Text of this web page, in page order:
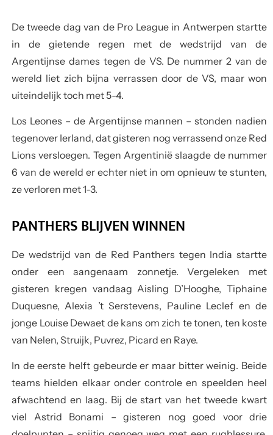
De tweede dag van de Pro League in Antwerpen startte
in de gietende regen met de wedstrijd van de
Argentijnse dames tegen de VS. De nummer 2 van de
wereld liet zich bijna verrassen door de VS, maar won
uiteindelijk toch met 5-4.
Los Leones – de Argentijnse mannen – stonden nadien
tegenover Ierland, dat gisteren nog verrassend onze Red
Lions versloegen. Tegen Argentinië slaagde de nummer
6 van de wereld er echter niet in om opnieuw te stunten,
ze verloren met 1-3.
PANTHERS BLIJVEN WINNEN
De wedstrijd van de Red Panthers tegen India startte
onder een aangenaam zonnetje. Vergeleken met
gisteren kregen vandaag Aisling D’Hooghe, Tiphaine
Duquesne, Alexia ’t Serstevens, Pauline Leclef en de
jonge Louise Dewaet de kans om zich te tonen, ten koste
van Nelen, Struijk, Puvrez, Picard en Raye.
In de eerste helft gebeurde er maar bitter weinig. Beide
teams hielden elkaar onder controle en speelden heel
afwachtend en laag. Bij de start van het tweede kwart
viel Astrid Bonami – gisteren nog goed voor drie